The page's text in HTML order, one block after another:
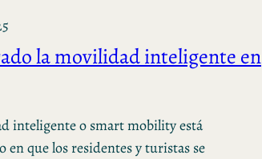
la movilidad inteligente en
inteligente o smart mobility está
en que los residentes y turistas se